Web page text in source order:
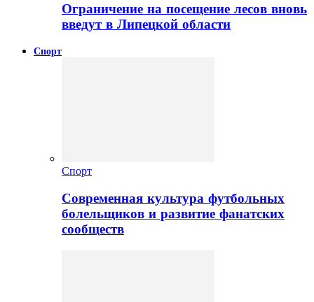
Ограничение на посещение лесов вновь
введут в Липецкой области
Спорт
Спорт
Современная культура футбольных
болельщиков и развитие фанатских
сообществ